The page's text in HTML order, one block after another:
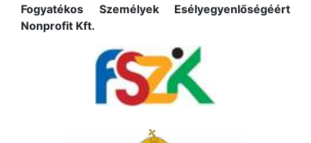
Fogyatékos Személyek Esélyegyenlőségéért
Nonprofit Kft.